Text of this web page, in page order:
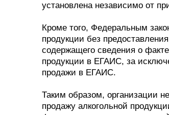
установлена независимо от
Кроме того, Федеральным
продукции без
содержащего сведения о
продукции в ЕГАИС, за
продажи в ЕГАИС.
Таким образом, организации
продажу алкогольной